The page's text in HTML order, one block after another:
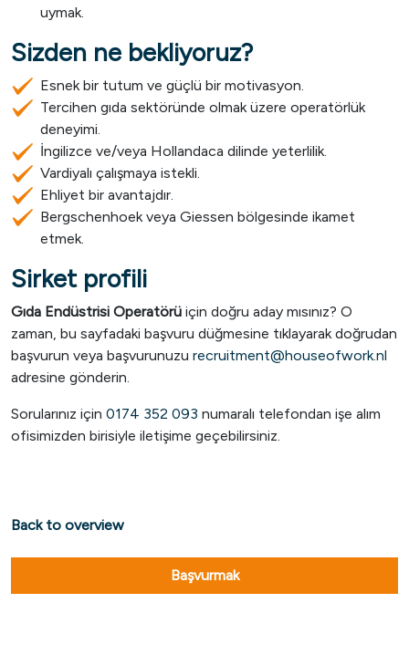
uymak.
Sizden ne bekliyoruz?
Esnek bir tutum ve güçlü bir motivasyon.
Tercihen gıda sektöründe olmak üzere operatörlük
deneyimi.
İngilizce ve/veya Hollandaca dilinde yeterlilik.
Vardiyalı çalışmaya istekli.
Ehliyet bir avantajdır.
Bergschenhoek veya Giessen bölgesinde ikamet
etmek.
Sirket profili
Gıda Endüstrisi Operatörü için doğru aday mısınız? O
zaman, bu sayfadaki başvuru düğmesine tıklayarak doğrudan
başvurun veya başvurunuzu recruitment@houseofwork.nl
adresine gönderin.
Sorularınız için 0174 352 093 numaralı telefondan işe alım
ofisimizden birisiyle iletişime geçebilirsiniz.
Back to overview
Başvurmak